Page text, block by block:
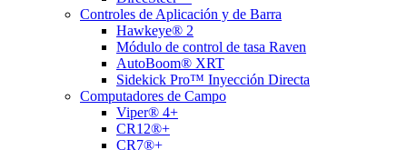
Controles de Aplicación y de Barra
Hawkeye® 2
Módulo de control de tasa Raven
AutoBoom® XRT
Sidekick Pro™ Inyección Directa
Computadores de Campo
Viper® 4+
CR12®+
CR7®+